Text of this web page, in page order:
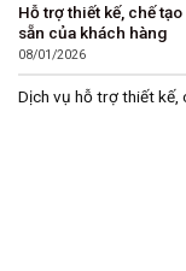
Hỗ trợ thiết kế, chế
sẵn của khách hàng
08/01/2026
Dịch vụ hỗ trợ thiết kế,